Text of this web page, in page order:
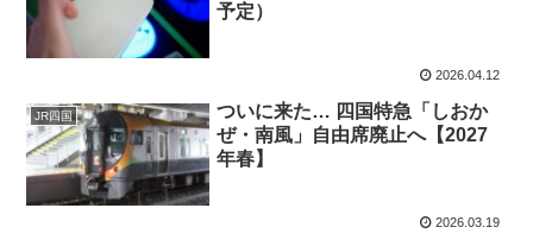
予定）
2026.04.12
JR四国
ついに来た… 四国特急「しおか
ぜ・南風」自由席廃止へ【2027
年春】
2026.03.19